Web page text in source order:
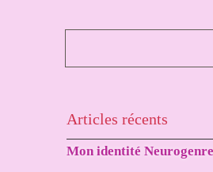
Articles récents
Mon identité Neurogenre